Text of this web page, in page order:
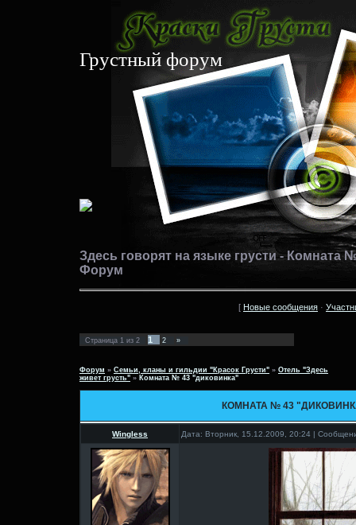
Грустный форум
Здесь говорят на языке грусти - Комната
Форум
[ Новые сообщения ·
Страница 1 из 2 1 2 »
Форум » Семьи, кланы и гильдии "Красок Грусти" » Отель "Здесь
живет грусть" » Комната № 43 "диковинка"
КОМНАТА № 43
Wingless Дата: Вторник, 15.12.2009, 20:24 |